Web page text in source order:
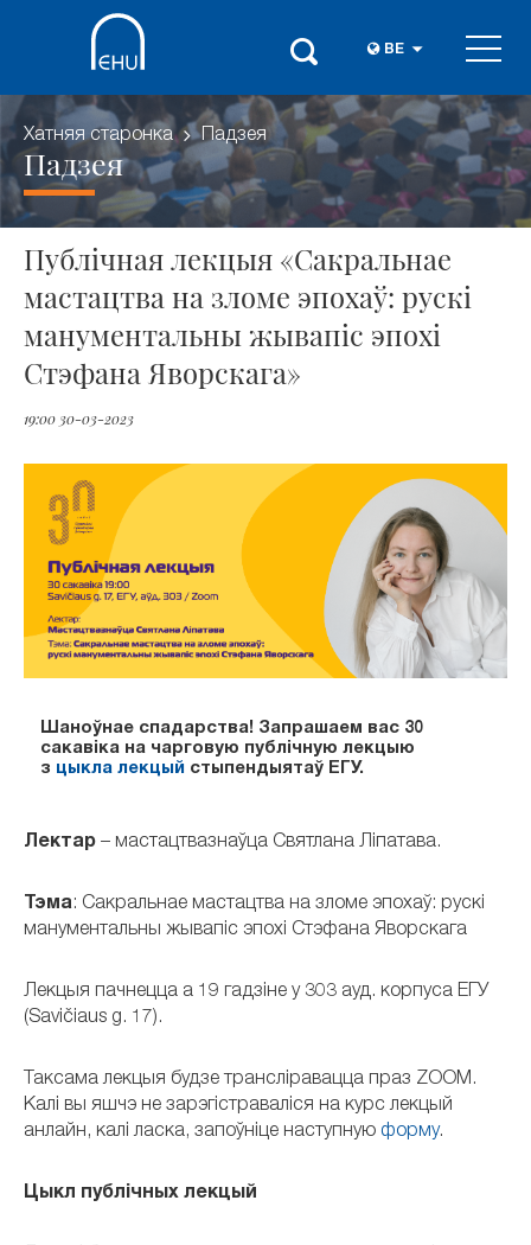
BE
Хатняя старонка Падзея
Падзея
Публічная лекцыя «Сакральнае
мастацтва на зломе эпохаў: рускі
манументальны жывапіс эпохі
Стэфана Яворскага»
19:00 30-03-2023
Шаноўнае спадарства! Запрашаем вас 30
сакавіка на чарговую публічную лекцыю
з цыкла лекцый стыпендыятаў ЕГУ.
Лектар – мастацтвазнаўца Святлана Ліпатава.
Тэма: Сакральнае мастацтва на зломе эпохаў: рускі
манументальны жывапіс эпохі Стэфана Яворскага
Лекцыя пачнецца а 19 гадзіне у 303 ауд. корпуса ЕГУ
(Savičiaus g. 17).
Таксама лекцыя будзе трансліравацца праз ZOOM.
Калі вы яшчэ не зарэгістраваліся на курс лекцый
анлайн, калі ласка, запоўніце наступную форму.
Цыкл публічных лекцый